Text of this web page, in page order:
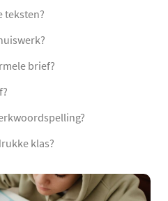
teksten?
brief?
klas?